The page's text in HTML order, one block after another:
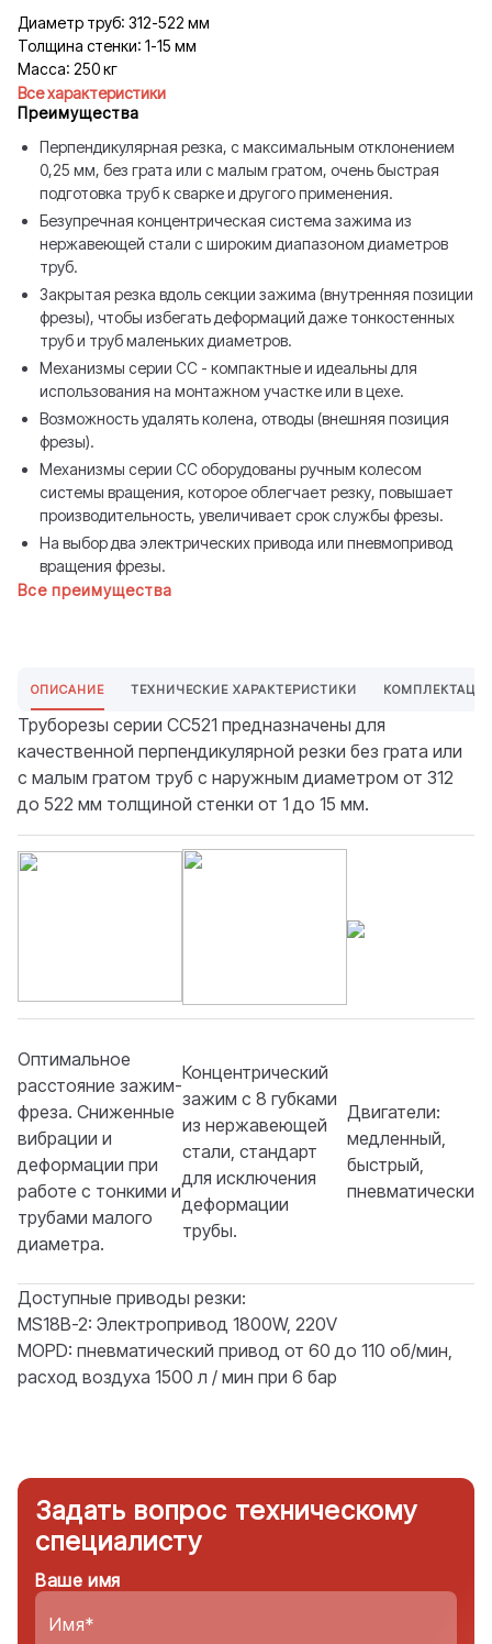
Диаметр труб: 312-522 мм
Толщина стенки: 1-15 мм
Масса: 250 кг
Все характеристики
Преимущества
Перпендикулярная резка, с максимальным отклонением
0,25 мм, без грата или с малым гратом, очень быстрая
подготовка труб к сварке и другого применения.
Безупречная концентрическая система зажима из
нержавеющей стали с широким диапазоном диаметров
труб.
Закрытая резка вдоль секции зажима (внутренняя позиции
фрезы), чтобы избегать деформаций даже тонкостенных
труб и труб маленьких диаметров.
Механизмы серии СС - компактные и идеальны для
использования на монтажном участке или в цехе.
Возможность удалять колена, отводы (внешняя позиция
фрезы).
Механизмы серии СС оборудованы ручным колесом
системы вращения, которое облегчает резку, повышает
производительность, увеличивает срок службы фрезы.
На выбор два электрических привода или пневмопривод
вращения фрезы.
Все преимущества
ОПИСАНИЕ ТЕХНИЧЕСКИЕ ХАРАКТЕРИСТИКИ
Труборезы серии СС521 предназначены для
качественной перпендикулярной резки без грата или
с малым гратом труб с наружным диаметром от 312
до 522 мм толщиной стенки от 1 до 15 мм.
Оптимальное
расстояние зажим-
фреза. Сниженные
вибрации и
деформации при
работе с тонкими и
трубами малого
диаметра.
Концентрический
зажим с 8 губками
из нержавеющей
стали, стандарт
для исключения
деформации
трубы.
Двигатели:
медленный,
быстрый,
пневматический
Доступные приводы резки:
MS18B-2: Электропривод 1800W, 220V
MOPD: пневматический привод от 60 до 110 об/мин,
расход воздуха 1500 л / мин при 6 бар
Задать вопрос техническому
специалисту
Ваше имя